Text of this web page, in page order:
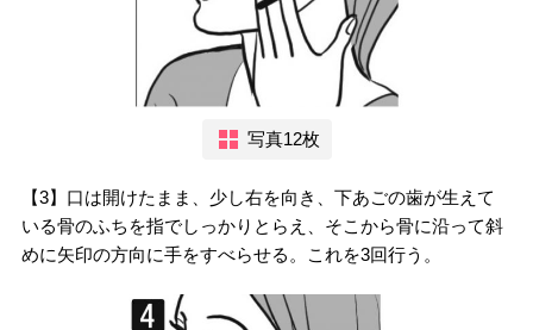
写真12枚
【3】口は開けたまま、少し右を向き、下あごの歯が生えて
いる骨のふちを指でしっかりとらえ、そこから骨に沿って斜
めに矢印の方向に手をすべらせる。これを3回行う。